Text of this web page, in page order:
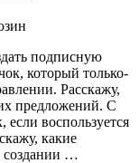
подписную
который только-
Расскажу,
предложений. С
воспользуется
какие
создании …